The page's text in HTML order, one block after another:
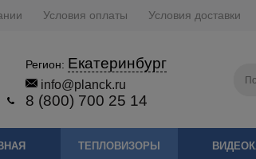
Условия оплаты Условия доставки
Регион: Екатеринбург
info@planck.ru
8 (800) 700 25 14
ТЕПЛОВИЗОРЫ